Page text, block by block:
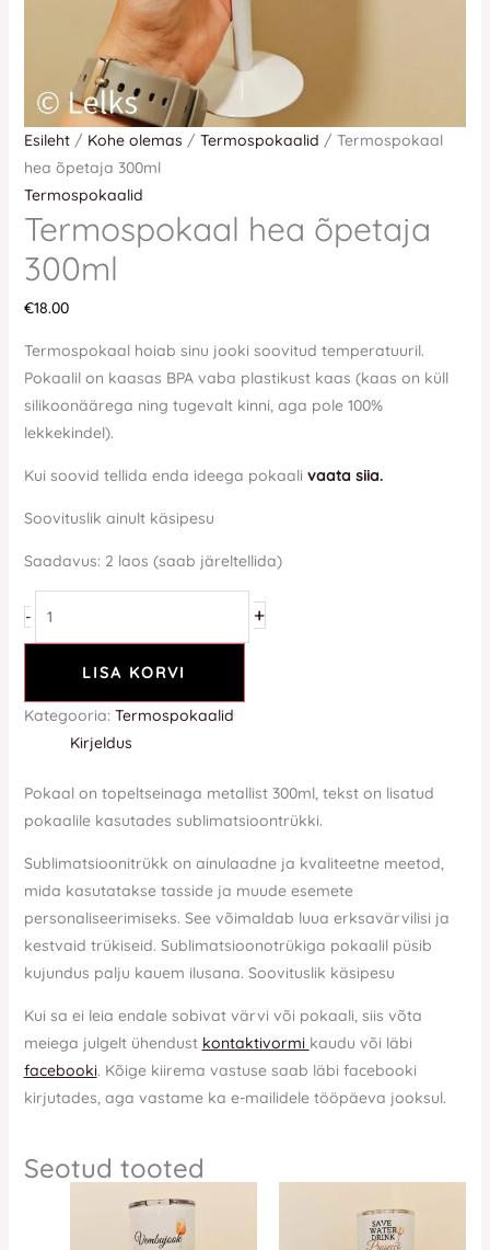
Esileht/ Kohe olemas / Termospokaalid / Termospokaal
hea õpetaja 300ml
Termospokaalid
Termospokaal hea õpetaja
300ml
€18.00
Termospokaal hoiab sinu jooki soovitud temperatuuril.
Pokaalil on kaasas BPA vaba plastikust kaas (kaas on küll
silikoonäärega ning tugevalt kinni, aga pole 100%
lekkekindel).
Kui soovid tellida enda ideega pokaali vaata siia.
Soovituslik ainult käsipesu
Saadavus: 2 laos (saab järeltellida)
- +
LISA KORVI
Kategooria: Termospokaalid
Kirjeldus
Pokaal on topeltseinaga metallist 300ml, tekst on lisatud
pokaalile kasutades sublimatsioontrükki.
Sublimatsioonitrükk on ainulaadne ja kvaliteetne meetod,
mida kasutatakse tasside ja muude esemete
personaliseerimiseks. See võimaldab luua erksavärvilisi ja
kestvaid trükiseid. Sublimatsioonotrükiga pokaalil püsib
kujundus palju kauem ilusana. Soovituslik käsipesu
Kui sa ei leia endale sobivat värvi või pokaali, siis võta
meiega julgelt ühendust kontaktivormi kaudu või läbi
facebooki. Kõige kiirema vastuse saab läbi facebooki
kirjutades, aga vastame ka e-mailidele tööpäeva jooksul.
Seotud tooted